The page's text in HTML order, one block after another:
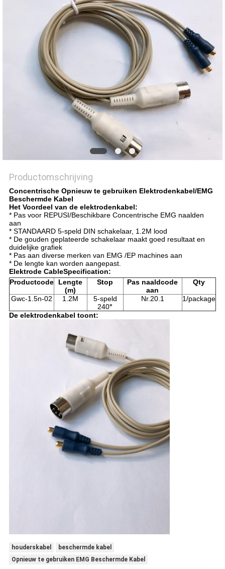
POLICY
Productomschrijving
Concentrische Opnieuw te gebruiken Elektrodenkabel/EMG
Beschermde Kabel
Het Voordeel van de elektrodenkabel:
* Pas voor REPUSI/Beschikbare Concentrische EMG naalden
aan
* STANDAARD 5-speld DIN schakelaar, 1.2M lood
* De gouden geplateerde schakelaar maakt goed resultaat en
duidelijke grafiek
* Pas aan diverse merken van EMG /EP machines aan
* De lengte kan worden aangepast.
Elektrode CableSpecification:
Productcode
Lengte
(m)
Stop
Pas naaldcode
aan
Qty
Gwc-1.5n-02 1.2M
5-speld
240°
Nr.20.1 1/package
De elektrodenkabel toont:
houderskabel
beschermde kabel
Opnieuw te gebruiken EMG Beschermde Kabel